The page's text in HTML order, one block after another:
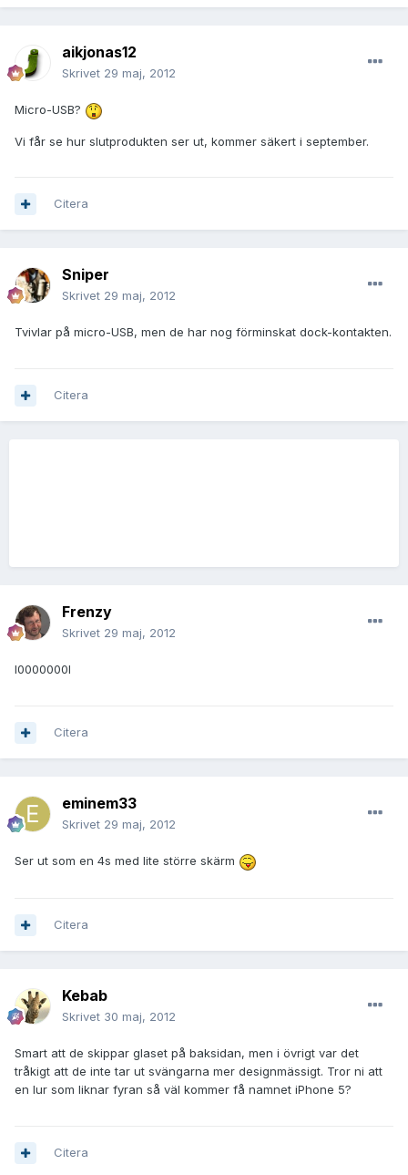
aikjonas12
Skrivet 29 maj, 2012
Micro-USB?
Vi får se hur slutprodukten ser ut, kommer säkert i september.
Citera
Sniper
Skrivet 29 maj, 2012
Tvivlar på micro-USB, men de har nog förminskat dock-kontakten.
Citera
Frenzy
Skrivet 29 maj, 2012
l0000000l
Citera
eminem33
Skrivet 29 maj, 2012
Ser ut som en 4s med lite större skärm
Citera
Kebab
Skrivet 30 maj, 2012
Smart att de skippar glaset på baksidan, men i övrigt var det
tråkigt att de inte tar ut svängarna mer designmässigt. Tror ni att
en lur som liknar fyran så väl kommer få namnet iPhone 5?
Citera